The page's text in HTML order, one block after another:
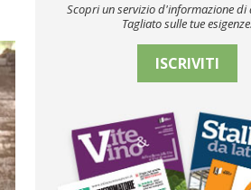
Scopri un servizio d'informazione di
Tagliato sulle tue esigenze.
ISCRIVITI